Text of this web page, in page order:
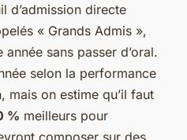
d’admission directe
« Grands Admis »,
sans passer d’oral.
selon la performance
on estime qu’il faut
% meilleurs pour
composer sur des